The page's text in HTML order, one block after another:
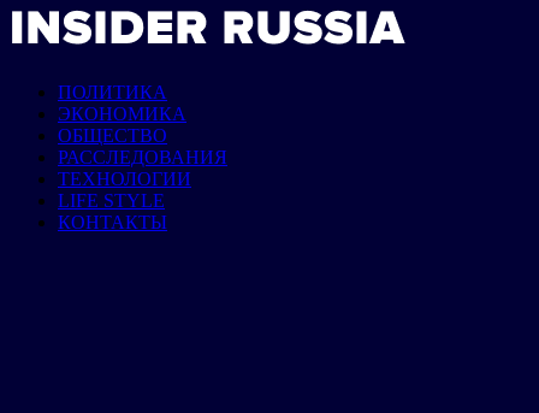
ПОЛИТИКА
ЭКОНОМИКА
ОБЩЕСТВО
РАССЛЕДОВАНИЯ
ТЕХНОЛОГИИ
LIFE STYLE
КОНТАКТЫ